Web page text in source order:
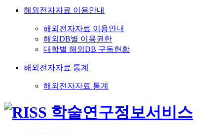
해외전자자료 이용안내
해외전자자료 이용안내
해외DB별 이용권한
대학별 해외DB 구독현황
해외전자자료 통계
해외전자자료 통계